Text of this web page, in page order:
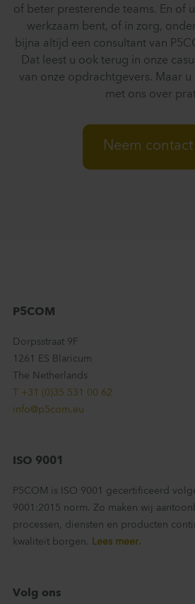
of beter presterende teams. En of
werkzaam bent, of in zorg,
bijna altijd een consultant van
Dat leest u ook terug in onze
van onze opdrachtgevers. Maar
met ons over
Neem
P5COM
Dorpsstraat 9F
1261 ES Blaricum
The Netherlands
T +31 (0)35 531 00 62
info@p5com.eu
ISO 9001
P5COM is ISO 9001 gecertificeerd
9001:2015 norm. Zo maken wij
processen, diensten en producten
kwaliteit borgen.
Lees meer.
Volg ons